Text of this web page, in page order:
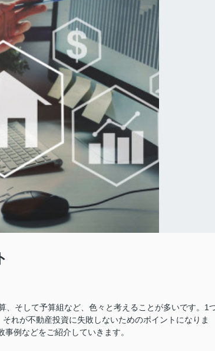
、そして予算組など、色々と考えることが多いです。1
れが不動産投資に失敗しないためのポイントになりま
例などをご紹介していきます。